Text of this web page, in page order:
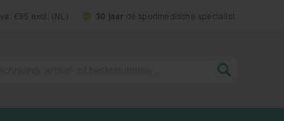
va. €95 excl. (NL) 30 jaar dé sportmedische specialist